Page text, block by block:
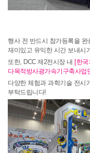
행사 전 반드시 참가등록을 완
재미있고 유익한 시간보내시
또한, DCC 제2전시장 내 [한
다목적방사광가속기구축사업
다양한 체험과 과학기술 전시
부탁드립니다!